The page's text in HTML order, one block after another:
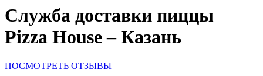
Служба доставки пиццы
Pizza House – Казань
ПОСМОТРЕТЬ ОТЗЫВЫ